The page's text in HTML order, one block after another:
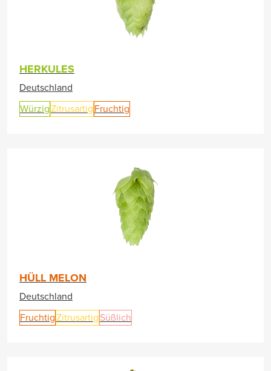
HERKULES
Deutschland
WürzigZitrusartig Fruchtig
HÜLL MELON
Deutschland
FruchtigZitrusartig Süßlich